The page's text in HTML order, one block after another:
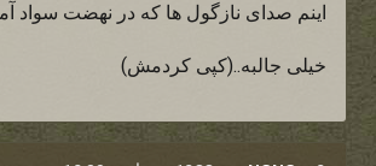
اینم صدای نازگول ها که در نهضت سواد
خیلی جالبه..(کپی کردمش)